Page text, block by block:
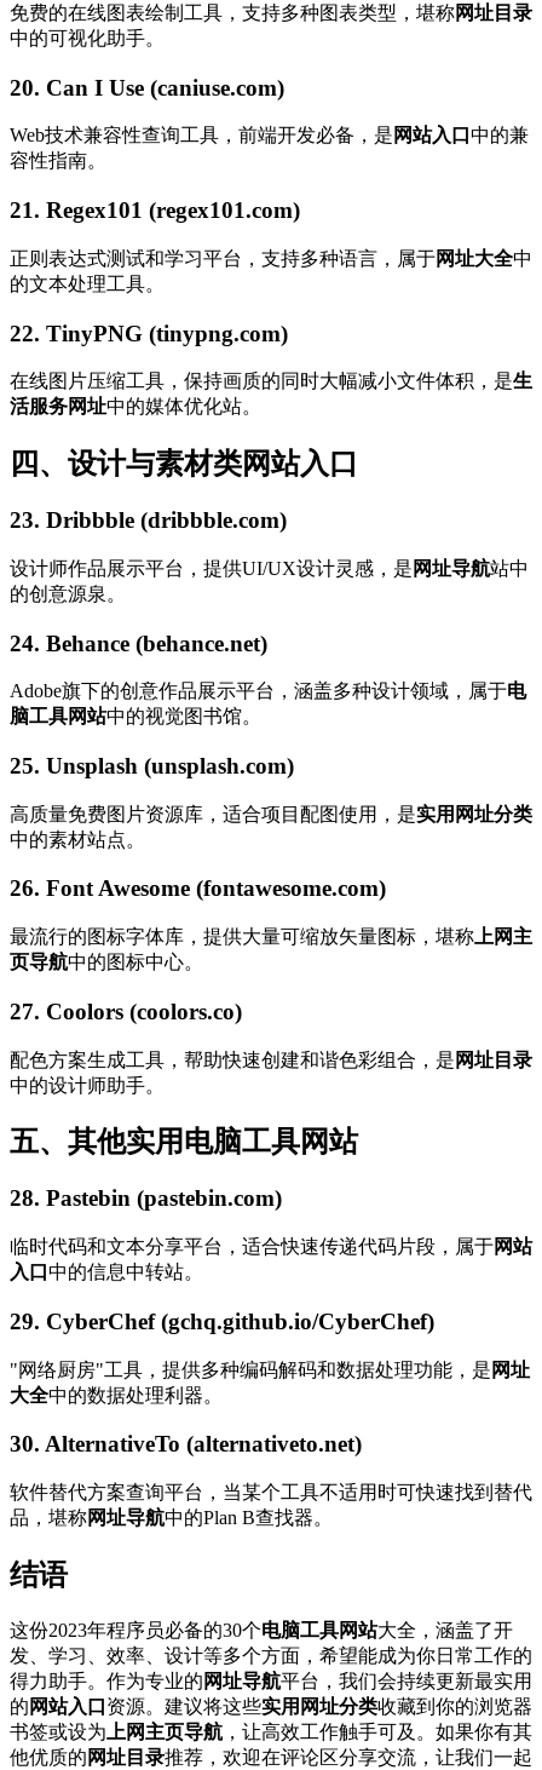
免费的在线图表绘制工具，支持多种图表类型，堪称网址目录
中的可视化助手。
20. Can I Use (caniuse.com)
Web技术兼容性查询工具，前端开发必备，是 网站入口 中的兼
容性指南。
21. Regex101 (regex101.com)
正则表达式测试和学习平台，支持多种语言，属于网址大全中
的文本处理工具。
22. TinyPNG (tinypng.com)
在线图片压缩工具，保持画质的同时大幅减小文件体积，是生
活服务网址中的媒体优化站。
四、设计与素材类网站入口
23. Dribbble (dribbble.com)
设计师作品展示平台，提供UI/UX设计灵感，是 网址导航站中
的创意源泉。
24. Behance (behance.net)
Adobe旗下的创意作品展示平台，涵盖多种设计领域，属于电
脑工具网站中的视觉图书馆。
25. Unsplash (unsplash.com)
高质量免费图片资源库，适合项目配图使用，是实用网址分类
中的素材站点。
26. Font Awesome (fontawesome.com)
最流行的图标字体库，提供大量可缩放矢量图标，堪称 上网主
页导航中的图标中心。
27. Coolors (coolors.co)
配色方案生成工具，帮助快速创建和谐色彩组合，是 网址目录
中的设计师助手。
五、其他实用电脑工具网站
28. Pastebin (pastebin.com)
临时代码和文本分享平台，适合快速传递代码片段，属于网站
入口 中的信息中转站。
29. CyberChef (gchq.github.io/CyberChef)
"网络厨房"工具，提供多种编码解码和数据处理功能，是 网址
大全中的数据处理利器。
30. AlternativeTo (alternativeto.net)
软件替代方案查询平台，当某个工具不适用时可快速找到替代
品，堪称网址导航中的Plan B查找器。
结语
这份2023年程序员必备的30个电脑工具网站大全，涵盖了开
发、学习、效率、设计等多个方面，希望能成为你日常工作的
得力助手。作为专业的 网址导航平台，我们会持续更新最实用
的 网站入口 资源。建议将这些实用网址分类收藏到你的浏览器
书签或设为 上网主页导航 ，让高效工作触手可及。如果你有其
他优质的 网址目录推荐，欢迎在评论区分享交流，让我们一起